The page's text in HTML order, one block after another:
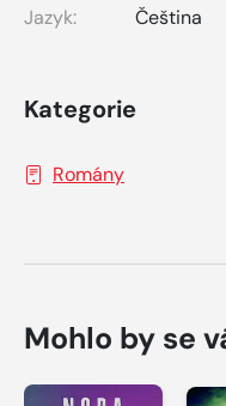
Jazyk:
Čeština
Kategorie
Romány
Mohlo by se